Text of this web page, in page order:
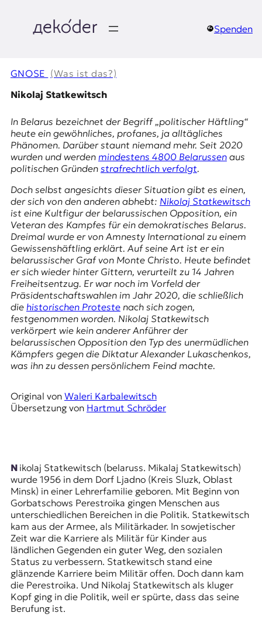
springen
e
k
o
d
e
r
|
D
E
K
O
D
E
W
n
,
J
o
u
r
n
a
i
s
m
u
Spenden
GNOSE (Was ist das?)
Nikolaj Statkewitsch
In Belarus bezeichnet der Begriff „politischer Häftling“
heute ein gewöhnliches, profanes, ja alltägliches
Phänomen. Darüber staunt niemand mehr. Seit 2020
wurden und werden mindestens 4800 Belarussenaus
politischen Gründen strafrechtlich verfolgt.
Doch selbst angesichts dieser Situation gibt es einen,
der sich von den anderen abhebt: Nikolaj Statkewitsch
ist eine Kultfigur der belarussischen Opposition, ein
Veteran des Kampfes für ein demokratisches Belarus.
Dreimal wurde er von Amnesty International zu einem
Gewissenshäftling erklärt. Auf seine Art ist er ein
belarussischer Graf von Monte Christo. Heute befindet
er sich wieder hinter Gittern, verurteilt zu 14 Jahren
Freiheitsentzug. Er war noch im Vorfeld der
Präsidentschaftswahlen im Jahr 2020, die schließlich
die historischen Protestenach sich zogen,
festgenommen worden. Nikolaj Statkewitsch
verkörpert wie kein anderer Anführer der
belarussischen Opposition den Typ des unermüdlichen
Kämpfers gegen die Diktatur Alexander Lukaschenkos,
was ihn zu dessen persönlichem Feind machte.
Original von Waleri Karbalewitsch
Übersetzung von Hartmut Schröder
Nikolaj Statkewitsch (belaruss. Mikalaj Statkewitsch)
wurde 1956 in dem Dorf Ljadno (Kreis Sluzk, Oblast
Minsk) in einer Lehrerfamilie geboren. Mit Beginn von
Gorbatschows Perestroika gingen Menschen aus
unterschiedlichen Bereichen in die Politik. Statkewitsch
kam aus der Armee, als Militärkader. In sowjetischer
Zeit war die Karriere als Militär für Kinder aus
ländlichen Gegenden ein guter Weg, den sozialen
Status zu verbessern. Statkewitsch stand eine
glänzende Karriere beim Militär offen. Doch dann kam
die Perestroika. Und Nikolaj Statkewitsch als kluger
Kopf ging in die Politik, weil er spürte, dass das seine
Berufung ist.